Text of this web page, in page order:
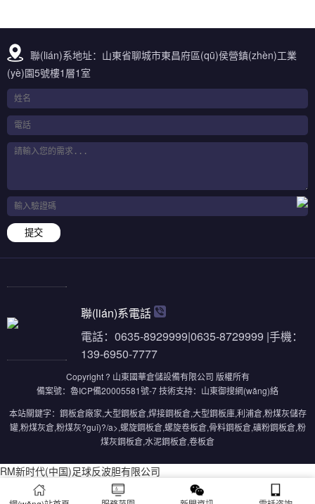
聯(lián)系地址：山東省聊城市東昌府區(qū)侯營鎮(zhèn)工業
(yè)園5號樓1層1室
提交
聯(lián)系電話
電話：0635-8929999|0635-8729999 |手機：
139-6950-7777
Copyright ? 山東國華倉儲設備有限公司 版權所有
備案號： 魯ICP備20005581號-7技術支持： 山東御搜網(wǎng)絡
本站關鍵字： 鋼板倉廠家,大型鋼板倉,焊接鋼板倉,大型鋼板庫,利浦倉,粉煤灰儲存
罐,粉煤灰倉,粉煤灰?guī)?/a>,螺旋鋼板倉,螺旋卷板倉,骨料鋼板倉,礦粉鋼板倉,粉
煤灰鋼板倉,水泥鋼板倉,卷板倉
RM新时代(中国)足球反波胆有限公司